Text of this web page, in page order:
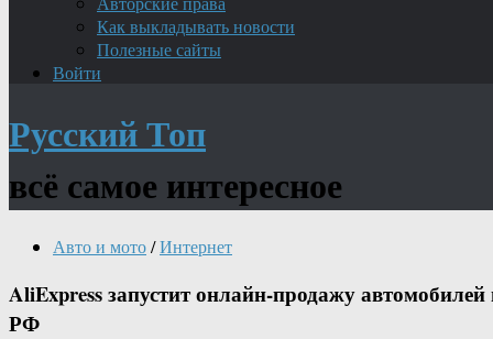
Как выкладывать новости
Полезные сайты
Войти
Русский Топ
всё самое интересное
Авто и мото/Интернет
AliExpress запустит онлайн-продажу автомобилей
РФ